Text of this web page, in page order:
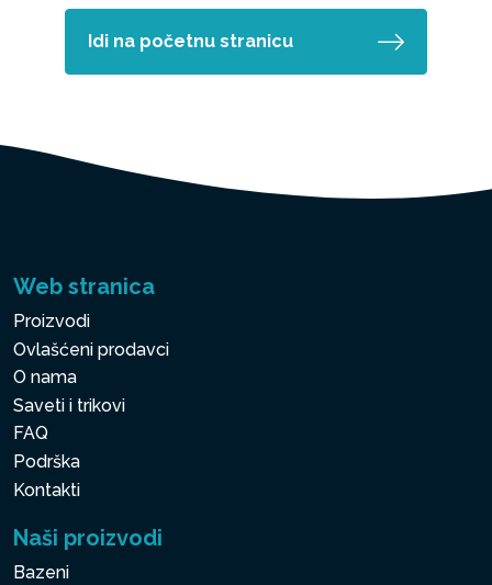
Idi na početnu stranicu
Web stranica
Proizvodi
Ovlašćeni prodavci
O nama
Saveti i trikovi
FAQ
Podrška
Kontakti
Naši proizvodi
Bazeni